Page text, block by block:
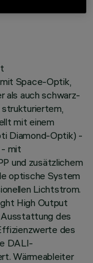
Space-Optik,
als auch schwarz-
strukturiertem,
mit einem
Diamond-Optik) -
- mit
und zusätzlichem
optische System
Lichtstrom.
High Output
des
des
DALI-
Wärmeableiter